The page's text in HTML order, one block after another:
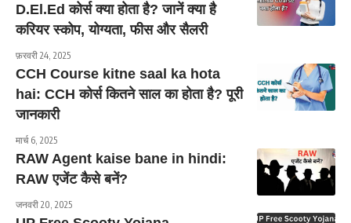
D.El.Ed कोर्स क्या होता है? जानें क्या है
करियर स्कोप, योग्यता, फीस और सैलरी
फ़रवरी 24, 2025
CCH Course kitne saal ka hota
hai: CCH कोर्स कितने साल का होता है? पूरी
जानकारी
मार्च 6, 2025
RAW Agent kaise bane in hindi:
RAW एजेंट कैसे बनें?
जनवरी 20, 2025